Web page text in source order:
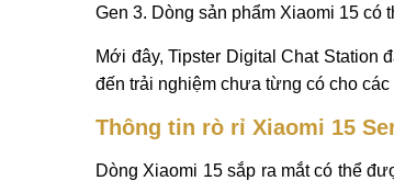
Gen 3. Dòng sản phẩm Xiaomi 15 có
Mới đây, Tipster Digital Chat Station
đến trải nghiệm chưa từng có cho
Thông tin rò rỉ Xiaomi 15
Dòng Xiaomi 15 sắp ra mắt có thể